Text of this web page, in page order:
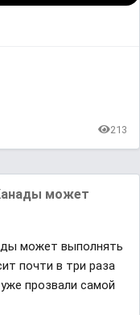
213
может
может выполнять
почти в три раза
прозвали самой